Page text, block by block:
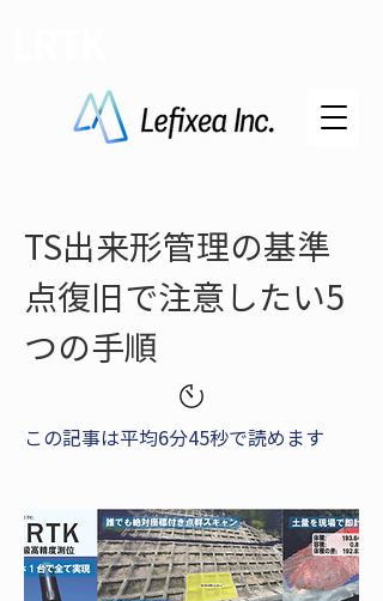
TS出来形管理の基準
点復旧で注意したい5
つの手順
この記事は平均6分45秒で読めます